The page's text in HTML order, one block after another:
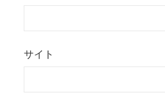
サイト